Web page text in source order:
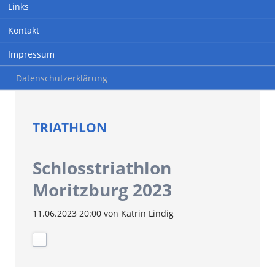
Links
Kontakt
Impressum
Datenschutzerklärung
TRIATHLON
Schlosstriathlon
Moritzburg 2023
11.06.2023 20:00von Katrin Lindig